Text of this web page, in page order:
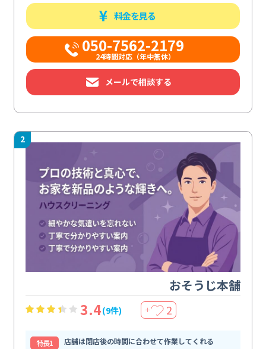
料金を見る
050-7562-2179
24時間対応（年中無休）
メールで相談する
2
おそうじ本舗
3.4(9件) ＋ 2
特⻑1
店舗は閉店後の時間に合わせて作業してくれる